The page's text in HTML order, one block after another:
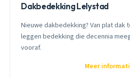
Dakbedekking Lelystad
Nieuwe dakbedekking? Van plat dak
leggen bedekking die decennia
vooraf.
Meer